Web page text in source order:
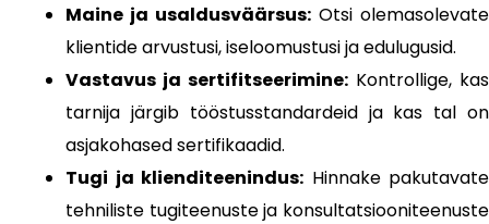
Maine ja usaldusväärsus: Otsi olemasolevate
klientide arvustusi, iseloomustusi ja edulugusid.
Vastavus ja sertifitseerimine: Kontrollige, kas
tarnija järgib tööstusstandardeid ja kas tal on
asjakohased sertifikaadid.
Tugi ja klienditeenindus: Hinnake pakutavate
tehniliste tugiteenuste ja konsultatsiooniteenuste